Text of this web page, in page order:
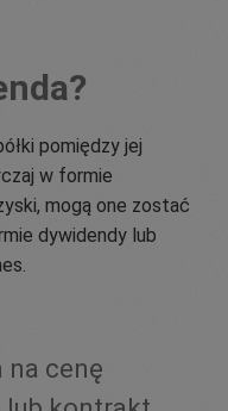
pomiędzy jej
w formie
mogą one zostać
dywidendy lub
na cenę